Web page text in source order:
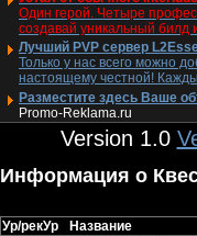
Один герой. Четыре
создавай уникальный билд
Лучший PVP сервер
Только у нас всего можно
настоящему честной!
Разместите здесь Ваше
Promo-Reklama.ru
Version 1.0
Информация о
Ур/рекУр Название